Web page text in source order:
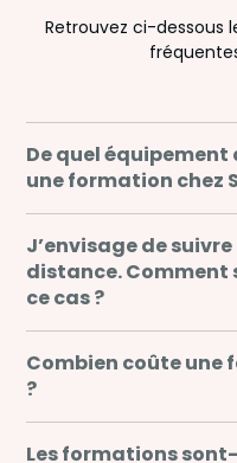
Retrouvez ci-dessous
De quel
une formation chez
vous en prêter un
formation. Nous
disposition un plateau
des équipements
J’envisage de
distance.
ce cas ?
peuvent être
façon que pour nos
formateur est à vos
formation.
Combien coûte une
?
Les formations